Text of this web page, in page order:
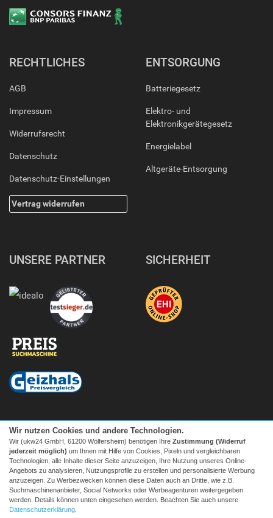
RECHTLICHES
AGB
Impressum
Widerrufsrecht
Datenschutz
Datenschutz-Einstellungen
Vertrag widerrufen
ENTSORGUNG
Batteriegesetz
Elektro- und
Elektronikgerätegesetz
Energielabel
Altgeräte-Entsorgung
UNSERE PARTNER SICHERHEIT
Facebook| twitter
Wir nutzen Cookies und andere Technologien.
Wir (ukw24 GmbH, 61200 Wölfersheim) benötigen Ihre Zustimmung (Widerruf
jederzeit möglich) um Ihnen mit Hilfe von Cookies, Pixeln und vergleichbaren
Technologien, alle Inhalte dieser Seite anzuzeigen, Ihre Nutzung unseres Online-
Angebots zu analysieren, Nutzungsprofile zu erstellen und personalisierte Werbung
anzuzeigen. Zu Werbezwecken können diese Daten auch an Dritte, wie z.B.
Suchmaschinenanbieter, Social Networks oder Werbeagenturen weitergegeben
werden. Details können unten eingesehen werden. Beachten Sie auch unsere
Datenschutzerklärung